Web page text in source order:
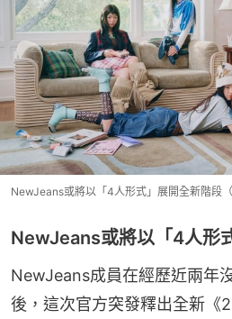
NewJeans或將以「4人形式」展開全新階段
NewJeans或將以「4人形
NewJeans成員在經歷近兩年
後，這次官方突發釋出全新《